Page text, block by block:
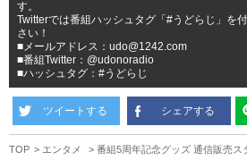
す。
Twitterでは番組ハッシュタグ「#うどらじ」を
さい！
■メールアドレス：udo@1242.com
■番組Twitter：@udonoradio
■ハッシュタグ：#うどらじ
ツイートする シェアする
TOP エンタメ 番組5周年記念グッズ 通信販売ス